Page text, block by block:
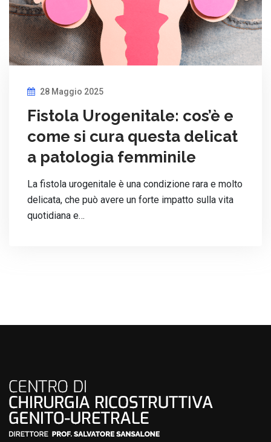
28 Maggio 2025
Fistola Urogenitale: cos’è e
come si cura questa delicat
a patologia femminile
La fistola urogenitale è una condizione rara e molto
delicata, che può avere un forte impatto sulla vita
quotidiana e…